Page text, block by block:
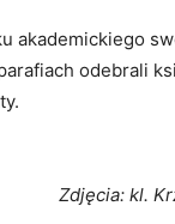
akademickiego
odebrali
Zdjęcia: kl.